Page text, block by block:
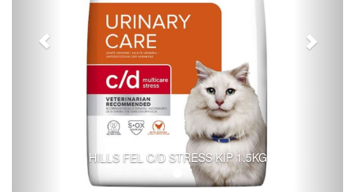
HILLS FEL C/D STRESS KIP 1.5KG